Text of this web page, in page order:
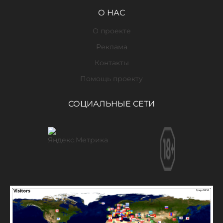
О НАС
О проекте
Реклама
Контакты
Помощь проекту
СОЦИАЛЬНЫЕ СЕТИ